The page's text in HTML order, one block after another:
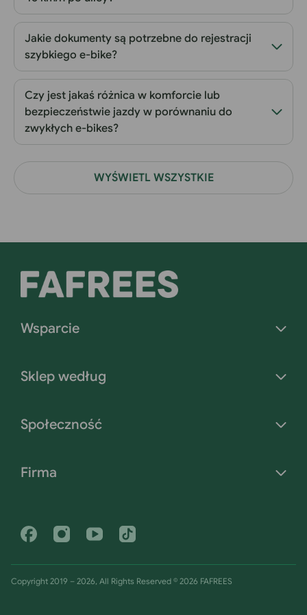
Jakie dokumenty są potrzebne do rejestracji
szybkiego e-bike?
Czy jest jakaś różnica w komforcie lub
bezpieczeństwie jazdy w porównaniu do
zwykłych e-bikes?
WYŚWIETL WSZYSTKIE
Wsparcie
Sklep według
Społeczność
Firma
FacebookInstagramYouTubeTiktok
Copyright 2019 – 2026, All Rights Reserved © 2026 FAFREES